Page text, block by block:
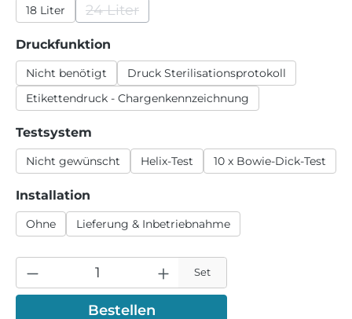
18 Liter 24 Liter
(Diese Option ist zurzeit nicht verfügbar.)
Druckfunktion
Nicht benötigt
Druck Sterilisationsprotokoll
Etikettendruck - Chargenkennzeichnung
Testsystem
Nicht gewünscht Helix-Test 10 x Bowie-Dick-Test
Installation
Ohne Lieferung & Inbetriebnahme
Set
Bestellen